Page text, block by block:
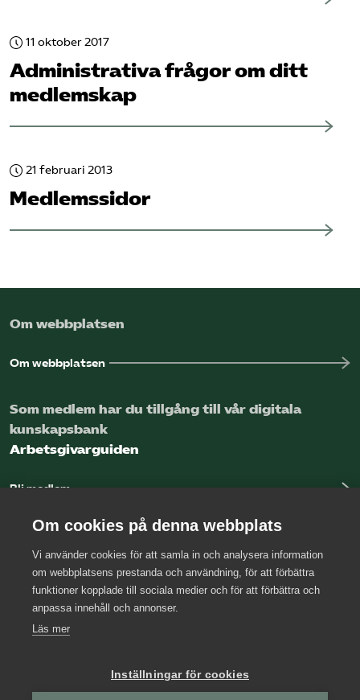
Webbutik
Mina sidor
Sök på kompetensforetagen.se
11 oktober 2017
Administrativa frågor om ditt
medlemskap
21 februari 2013
Medlemssidor
Om webbplatsen
Om webbplatsen
Som medlem har du tillgång till vår digitala
kunskapsbank
Arbetsgivarguiden
Bli medlem
Kontakta oss
Press
Om cookies på denna webbplats
Vi använder cookies för att samla in och analysera information
om webbplatsens prestanda och användning, för att förbättra
funktioner kopplade till sociala medier och för att förbättra och
anpassa innehåll och annonser.
Läs mer
Inställningar för cookies